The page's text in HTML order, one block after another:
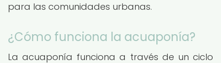
para las comunidades urbanas.
¿Cómo funciona la acuaponía?
La acuaponía funciona a través de un ciclo